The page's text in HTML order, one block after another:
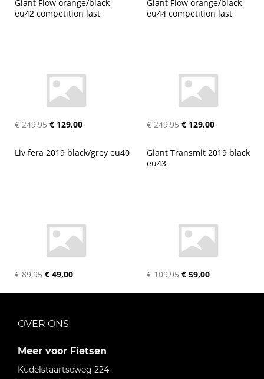
Giant Flow orange/black
eu42 competition last
€ 249,95 € 129,00
Giant Flow orange/black
eu44 competition last
€ 249,95 € 129,00
Liv fera 2019 black/grey eu40
€ 89,95 € 49,00
Giant Transmit 2019 black
eu43
€ 109,95 € 59,00
OVER ONS
Meer voor Fietsen
Kudelstaartseweg 224